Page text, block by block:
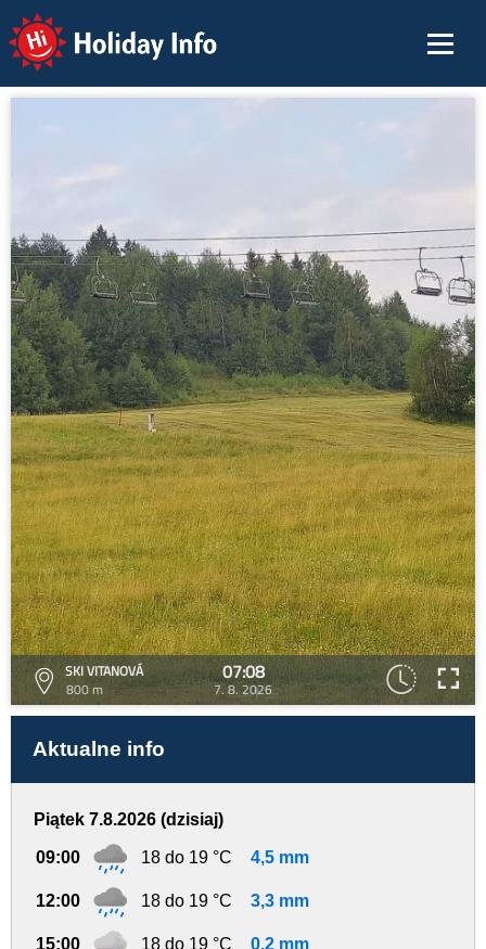
Holiday Info
SKI VITANOVÁ
800 m
07:08
7. 8. 2026
Aktualne info
Piątek 7.8.2026 (dzisiaj)
09:00 18 do 19 °C 4,5 mm
12:00 18 do 19 °C 3,3 mm
15:00 18 do 19 °C 0,2 mm